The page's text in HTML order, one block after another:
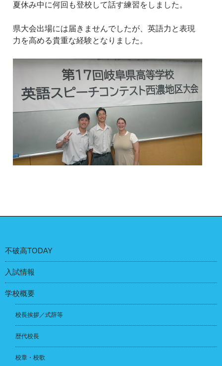
夏休み中に何回も登校して話す練習をしました。
県大会出場には届きませんでしたが、英語力と表現
力を高める貴重な経験となりました。
不破高TODAY
入試情報
学校概要
校長挨拶／式辞等
歴代校長
校章・校歌